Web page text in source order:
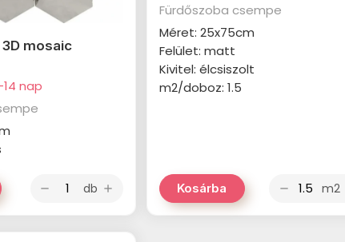
3D mosaic
nap
remove db add
Fürdőszoba csempe
Méret: 25x75cm
Felület: matt
Kivitel: élcsiszolt
m2/doboz: 1.5
Kosárba remove m2